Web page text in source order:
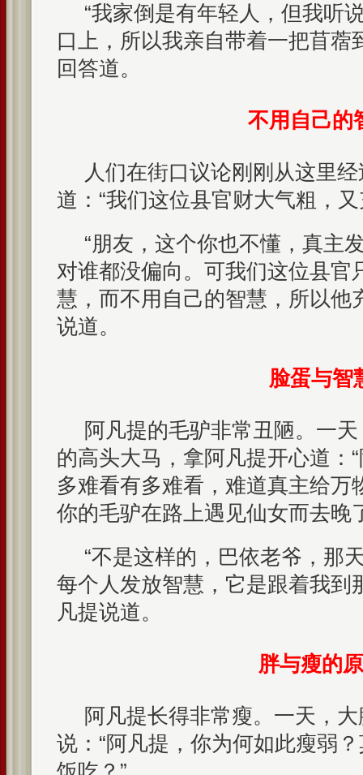
“我家倒是有年轻人，但我听
口上，所以我亲自带着一把苜蓿
回答道。
不用自己的
人们在街口议论刚刚从这里
道：“我们这位县官财大气粗，
“朋友，这个你也不懂，真主
对谁都没偏向。可我们这位县官
慧，而不用自己的智慧，所以他
说道。
脸蛋与智
阿凡提的毛驴非常丑陋。一
的高头大马，拿阿凡提开心道：
多难看有多难看，难道真主给万
你的毛驴在路上遇见仙女而去晚
“不是这样的，巴依老爷，那
每个人发放智慧，它是跟着我到
凡提说道。
胖与瘦的
阿凡提长得非常瘦。一天，
说：“阿凡提，你为何如此瘦弱